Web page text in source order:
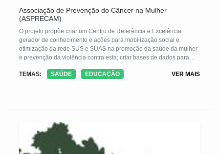
Associação de Prevenção do Câncer na Mulher
(ASPRECAM)
O projeto propõe criar um Centro de Referência e Excelência
gerador de conhecimento e ações para mobilização social e
otimização da rede SUS e SUAS na promoção da saúde da mulher
e prevenção da violência contra esta; criar bases de dados para
TEMAS:
SAÚDE EDUCAÇÃO VER MAIS